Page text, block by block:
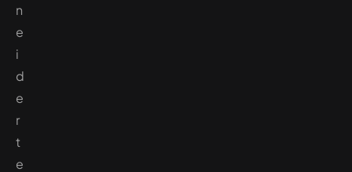
n
e
i
d
e
r
t
e